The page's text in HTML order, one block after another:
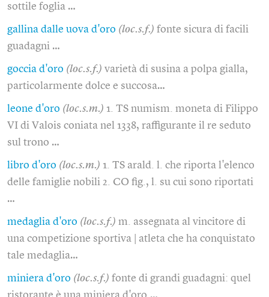
sottile foglia …
gallina dalle uova d'oro (loc.s.f.) fonte sicura di facili
guadagni …
goccia d'oro (loc.s.f.) varietà di susina a polpa gialla,
particolarmente dolce e succosa…
leone d'oro (loc.s.m.) 1. TS numism. moneta di Filippo
VI di Valois coniata nel 1338, raffigurante il re seduto
sul trono …
libro d'oro (loc.s.m.) 1. TS arald. l. che riporta l'elenco
delle famiglie nobili 2. CO fig., l. su cui sono riportati
…
medaglia d'oro (loc.s.f.) m. assegnata al vincitore di
una competizione sportiva | atleta che ha conquistato
tale medaglia…
miniera d'oro (loc.s.f.) fonte di grandi guadagni: quel